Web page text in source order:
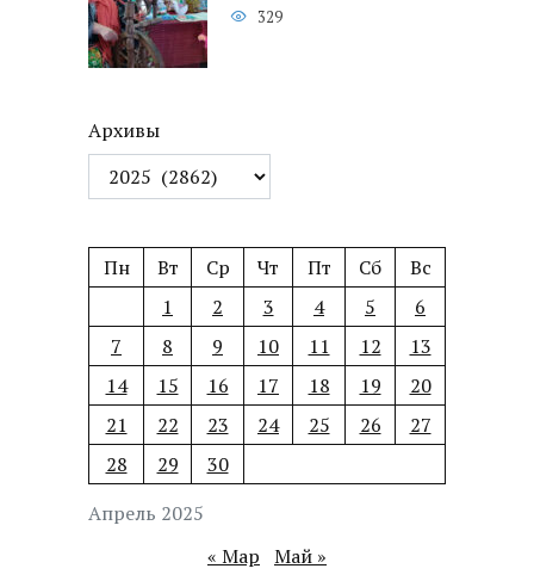
329
Архивы
Апрель 2025
Пн Вт Ср Чт Пт Сб
Вс
1
2 3 4 5
6
7
8 9 10 11 12
13
14
15 16 17 18 19
20
21
22 23 24 25 26
27
28
29 30
« Мар Май »